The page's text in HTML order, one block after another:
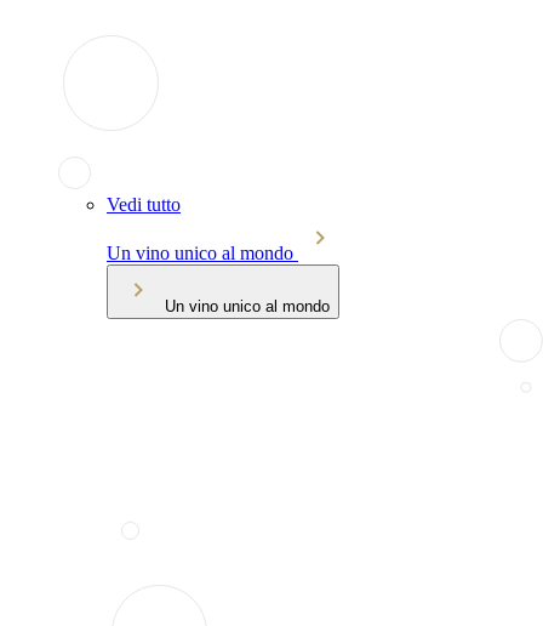
Vedi tutto
Un vino unico al mondo
Un vino unico al mondo